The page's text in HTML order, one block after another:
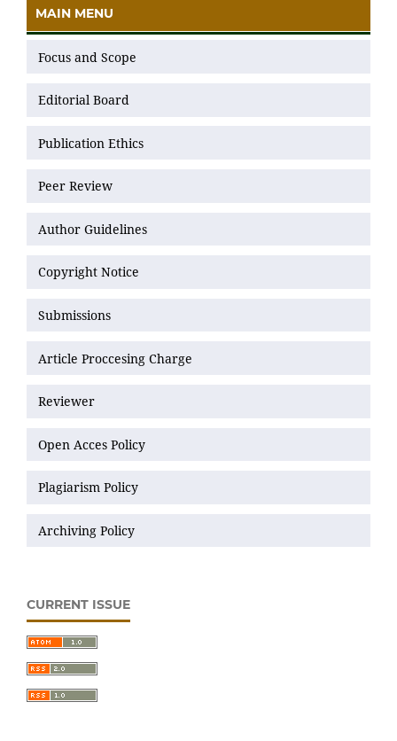
MAIN MENU
Focus and Scope
Editorial Board
Publication Ethics
Peer Review
Author Guidelines
Copyright Notice
Submissions
Article Proccesing Charge
Reviewer
Open Acces Policy
Plagiarism Policy
Archiving Policy
CURRENT ISSUE